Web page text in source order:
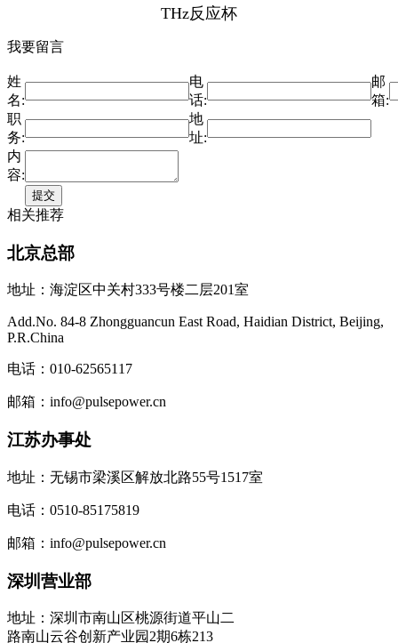
THz反应杯
我要留言
姓
名:
电
话:
邮
箱:
职
务:
地
址:
内
容:
相关推荐
北京总部
地址：海淀区中关村333号楼二层201室
Add.No. 84-8 Zhongguancun East Road, Haidian District, Beijing,
P.R.China
电话：010-62565117
邮箱：info@pulsepower.cn
江苏办事处
地址：无锡市梁溪区解放北路55号1517室
电话：0510-85175819
邮箱：info@pulsepower.cn
深圳营业部
地址：深圳市南山区桃源街道平山二
路南山云谷创新产业园2期6栋213